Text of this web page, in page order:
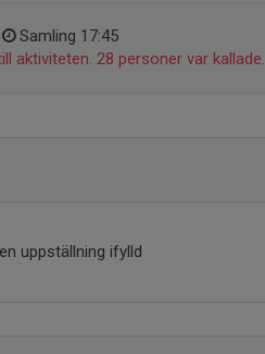
Samling 17:45
aktiviteten. 28 personer var kallade.
uppställning ifylld